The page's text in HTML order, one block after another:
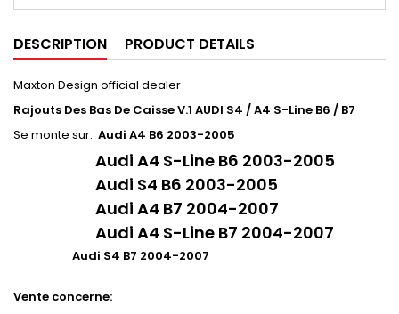
DESCRIPTION PRODUCT DETAILS
Maxton Design official dealer
Rajouts Des Bas De Caisse V.1 AUDI S4 / A4 S-Line B6 / B7
Se monte sur: Audi A4 B6 2003-2005
Audi A4 S-Line B6 2003-2005
Audi S4 B6 2003-2005
Audi A4 B7 2004-2007
Audi A4 S-Line B7 2004-2007
Audi S4 B7 2004-2007
Vente concerne: